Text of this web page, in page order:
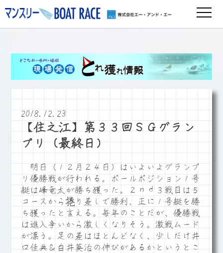
2018.12.23
【住之江】第３３回ＳＧグラン
プリ（最終日）
明日（１２月２４日）はいよいよグランプ
リ優勝戦が行われる。ポールポジション１号
艇は峰竜太が勝ち獲った。２ｎｄ３戦目は５
コースから捲り差しで勝利、正に１号艇を勝
ち獲ったと言える。毎年のことだが、優勝戦
は進入争いから激しくなりそう。激戦ムード
が漂う。足の差はほとんどなく、少しだけ井
口佳典＆白井英治の伸びがあるかというとこ